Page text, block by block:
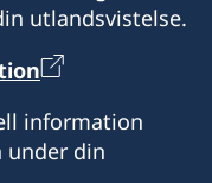
utlandsvistelse.
information
under din